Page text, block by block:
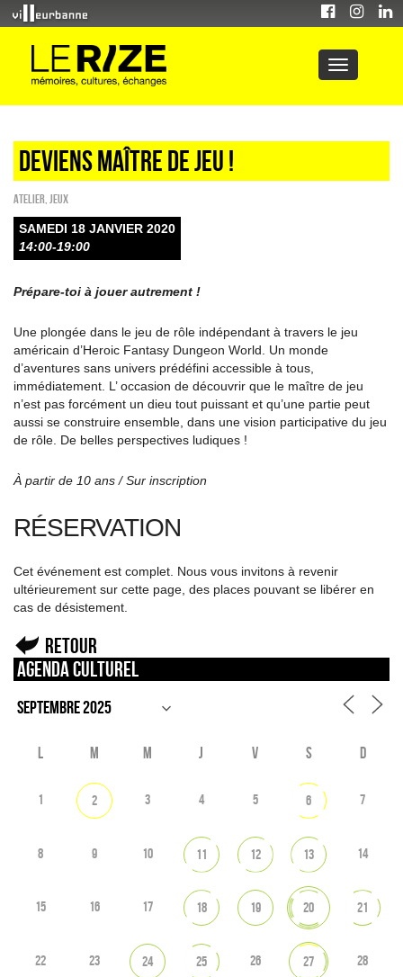
Deviens maître de jeu !
Atelier Jeux
SAMEDI 18 JANVIER 2020
14:00-19:00
Prépare-toi à jouer autrement !
Une plongée dans le jeu de rôle indépendant à travers le jeu
américain d’Heroic Fantasy Dungeon World. Un monde
d’aventures sans univers prédéfini accessible à tous,
immédiatement. L’ occasion de découvrir que le maître de jeu
n’est pas forcément un dieu tout puissant et qu’une partie peut
aussi se construire ensemble, dans une vision participative du jeu
de rôle. De belles perspectives ludiques !
À partir de 10 ans / Sur inscription
RÉSERVATION
Cet événement est complet. Nous vous invitons à revenir
ultérieurement sur cette page, des places pouvant se libérer en
cas de désistement.
Retour
Agenda culturel
L M M J V S D
1 2 3 4 5 6 7
8 9 10 11 12 13 14
15 16 17 18 19 20 21
22 23 24 25 26 27 28